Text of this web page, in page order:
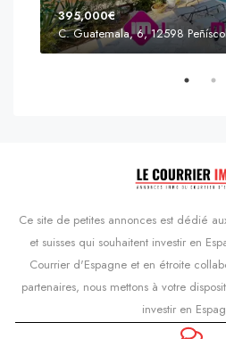
395,000€
Ce site de petites annonces est dédié
et suisses qui souhaitent investir en
Courrier d'Espagne et en étroite
partenaires, nous mettons à votre
investir en